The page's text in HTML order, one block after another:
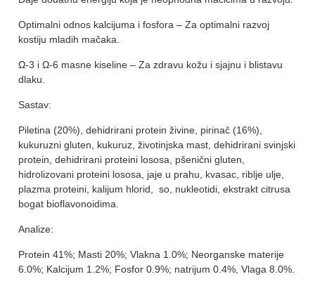
Optimalni odnos kalcijuma i fosfora – Za optimalni razvoj
kostiju mladih mačaka.
Ω-3 i Ω-6 masne kiseline – Za zdravu kožu i sjajnu i blistavu
dlaku.
Sastav:
Piletina (20%), dehidrirani protein živine, pirinač (16%),
kukuruzni gluten, kukuruz, životinjska mast, dehidrirani svinjski
protein, dehidrirani proteini lososa, pšenični gluten,
hidrolizovani proteini lososa, jaje u prahu, kvasac, riblje ulje,
plazma proteini, kalijum hlorid, so, nukleotidi, ekstrakt citrusa
bogat bioflavonoidima.
Analize:
Protein 41%; Masti 20%; Vlakna 1.0%; Neorganske materije
6.0%; Kalcijum 1.2%; Fosfor 0.9%; natrijum 0.4%, Vlaga 8.0%.